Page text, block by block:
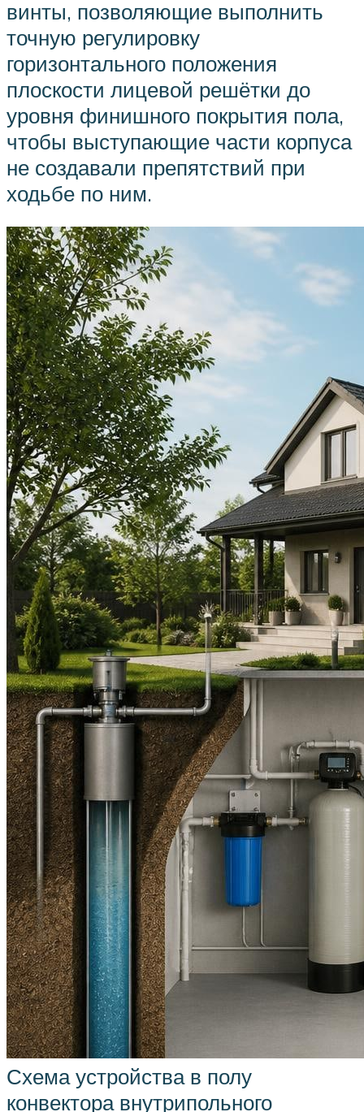
винты, позволяющие выполнить
точную регулировку
горизонтального положения
плоскости лицевой решётки до
уровня финишного покрытия пола,
чтобы выступающие части корпуса
не создавали препятствий при
ходьбе по ним.
Схема устройства в полу
конвектора внутрипольного